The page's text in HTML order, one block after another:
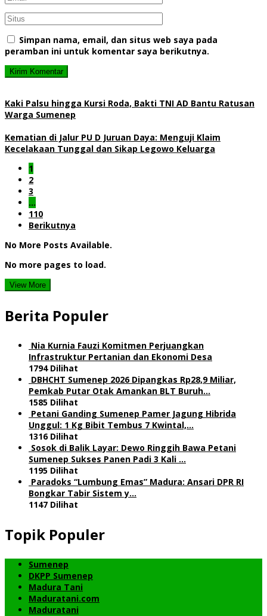
Simpan nama, email, dan situs web saya pada
peramban ini untuk komentar saya berikutnya.
Kaki Palsu hingga Kursi Roda, Bakti TNI AD Bantu Ratusan
Warga Sumenep
Kematian di Jalur PU D Juruan Daya: Menguji Klaim
Kecelakaan Tunggal dan Sikap Legowo Keluarga
1
2
3
…
110
Berikutnya
No More Posts Available.
No more pages to load.
View More
Berita Populer
Nia Kurnia Fauzi Komitmen Perjuangkan
Infrastruktur Pertanian dan Ekonomi Desa
1794 Dilihat
DBHCHT Sumenep 2026 Dipangkas Rp28,9 Miliar,
Pemkab Putar Otak Amankan BLT Buruh…
1585 Dilihat
Petani Ganding Sumenep Pamer Jagung Hibrida
Unggul: 1 Kg Bibit Tembus 7 Kwintal,…
1316 Dilihat
Sosok di Balik Layar: Dewo Ringgih Bawa Petani
Sumenep Sukses Panen Padi 3 Kali …
1195 Dilihat
Paradoks “Lumbung Emas” Madura: Ansari DPR RI
Bongkar Tabir Sistem y…
1147 Dilihat
Topik Populer
Sumenep
DKPP Sumenep
Madura Tani
Maduratani.com
Maduratani